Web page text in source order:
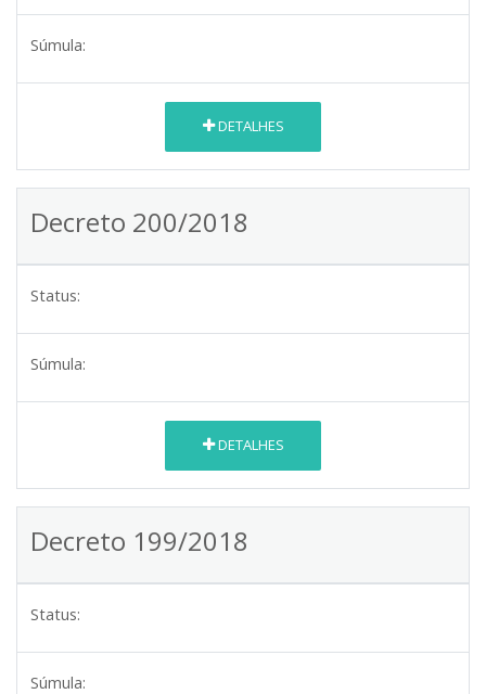
Súmula:
DETALHES
Decreto 200/2018
Status:
Súmula:
DETALHES
Decreto 199/2018
Status:
Súmula: